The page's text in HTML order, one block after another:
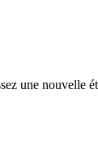
une nouvelle